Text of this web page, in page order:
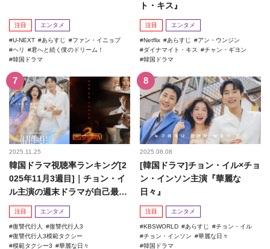
注目 エンタメ
U-NEXT あらすじ
ファン・イニョプ
ヘリ
君へと続く僕のドリーム！
韓国ドラマ
ト・キス』
注目 エンタメ
Netflix あらすじ
アン・ウンジン
ダイナマイト・キス
チャン・ギヨン
韓国ドラマ
2025.11.25
韓国ドラマ視聴率ランキング[2
025年11月3週目]｜チョン・イ
ル主演の週末ドラマが自己最高
記録を更新！
注目 エンタメ
復讐代行人
復讐代行人3
復讐代行人3模範タクシー
模範タクシー3
華麗な日々
2025.08.08
[韓国ドラマ]チョン・イル×チョ
ン・インソン主演『華麗な
日々』
注目 エンタメ
KBSWORLD あらすじ
チョン・イル
チョン・インソン
華麗な日々
韓国ドラマ